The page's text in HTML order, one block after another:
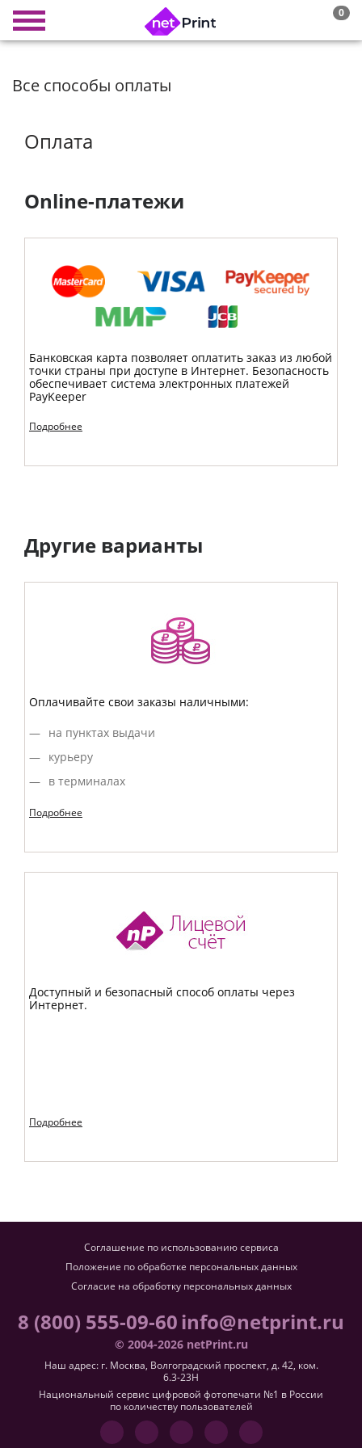
0
Все способы оплаты
Оплата
Online-платежи
Банковская карта позволяет оплатить заказ из любой
точки страны при доступе в Интернет. Безопасность
обеспечивает система электронных плaтежей
PayKeeper
Подробнее
Другие варианты
Оплачивайте свои заказы наличными:
на пунктах выдачи
курьеру
в терминалах
Подробнее
Доступный и безопасный способ оплаты через
Интернет.
Подробнее
Соглашение по использованию сервиса
Положение по обработке персональных данных
Согласие на обработку персональных данных
8 (800) 555-09-60info@netprint.ru
© 2004-2026 netPrint.ru
Наш адрес: г. Москва, Волгоградский проспект, д. 42, ком.
6.3-23H
Национальный сервис цифровой фотопечати №1 в России
по количеству пользователей